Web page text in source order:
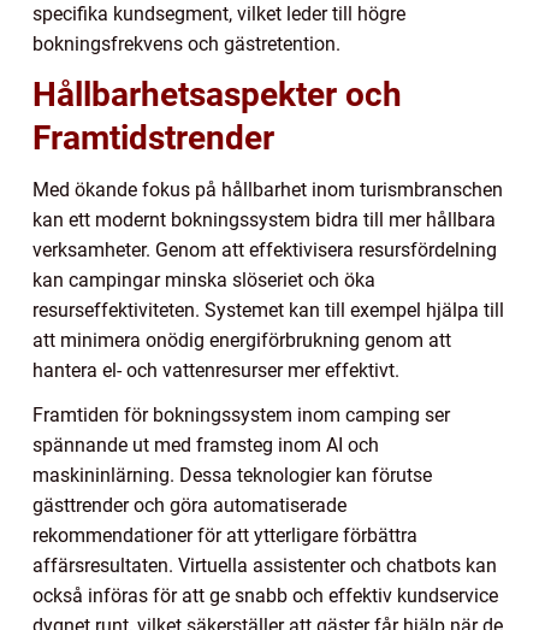
specifika kundsegment, vilket leder till högre
bokningsfrekvens och gästretention.
Hållbarhetsaspekter och
Framtidstrender
Med ökande fokus på hållbarhet inom turismbranschen
kan ett modernt bokningssystem bidra till mer hållbara
verksamheter. Genom att effektivisera resursfördelning
kan campingar minska slöseriet och öka
resurseffektiviteten. Systemet kan till exempel hjälpa till
att minimera onödig energiförbrukning genom att
hantera el- och vattenresurser mer effektivt.
Framtiden för bokningssystem inom camping ser
spännande ut med framsteg inom AI och
maskininlärning. Dessa teknologier kan förutse
gästtrender och göra automatiserade
rekommendationer för att ytterligare förbättra
affärsresultaten. Virtuella assistenter och chatbots kan
också införas för att ge snabb och effektiv kundservice
dygnet runt, vilket säkerställer att gäster får hjälp när de